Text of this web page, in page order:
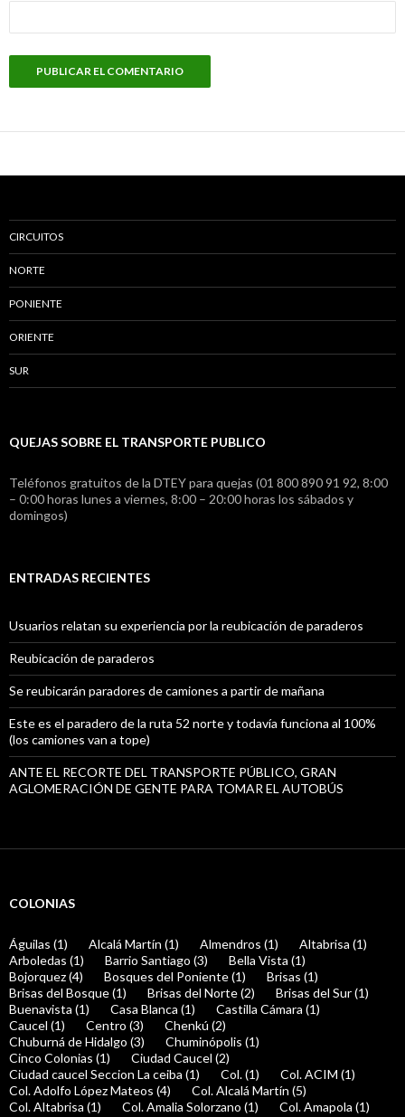
CIRCUITOS
NORTE
PONIENTE
ORIENTE
SUR
QUEJAS SOBRE EL TRANSPORTE PUBLICO
Teléfonos gratuitos de la DTEY para quejas (01 800 890 91 92, 8:00
– 0:00 horas lunes a viernes, 8:00 – 20:00 horas los sábados y
domingos)
ENTRADAS RECIENTES
Usuarios relatan su experiencia por la reubicación de paraderos
Reubicación de paraderos
Se reubicarán paradores de camiones a partir de mañana
Este es el paradero de la ruta 52 norte y todavía funciona al 100%
(los camiones van a tope)
ANTE EL RECORTE DEL TRANSPORTE PÚBLICO, GRAN
AGLOMERACIÓN DE GENTE PARA TOMAR EL AUTOBÚS
COLONIAS
Águilas (1) Alcalá Martín (1) Almendros (1)
Altabrisa (1)
Arboledas (1)
Barrio Santiago (3)
Bella Vista (1)
Bojorquez (4)
Bosques del Poniente (1)
Brisas (1)
Brisas del Bosque (1)
Brisas del Norte (2)
Brisas del Sur (1)
Buenavista (1)
Casa Blanca (1)
Castilla Cámara (1)
Caucel (1)
Centro (3)
Chenkú (2)
Chuburná de Hidalgo (3)
Chuminópolis (1)
Cinco Colonias (1)
Ciudad Caucel (2)
Ciudad caucel Seccion La ceiba (1)
Col. (1)
Col. ACIM (1)
Col. Adolfo López Mateos (4)
Col. Alcalá Martín (5)
Col. Altabrisa (1)
Col. Amalia Solorzano (1)
Col. Amapola (1)